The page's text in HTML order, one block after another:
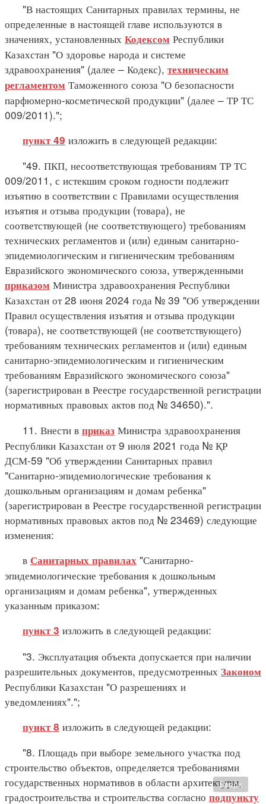
"В настоящих Санитарных правилах термины, не
определенные в настоящей главе используются в
значениях, установленных Кодексом Республики
Казахстан "О здоровье народа и системе
здравоохранения" (далее – Кодекс), техническим
регламентом Таможенного союза "О безопасности
парфюмерно-косметической продукции" (далее – ТР ТС
009/2011).";
пункт 49 изложить в следующей редакции:
"49. ПКП, несоответствующая требованиям ТР ТС
009/2011, с истекшим сроком годности подлежит
изъятию в соответствии с Правилами осуществления
изъятия и отзыва продукции (товара), не
соответствующей (не соответствующего) требованиям
технических регламентов и (или) единым санитарно-
эпидемиологическим и гигиеническим требованиям
Евразийского экономического союза, утвержденными
приказом Министра здравоохранения Республики
Казахстан от 28 июня 2024 года № 39 "Об утверждении
Правил осуществления изъятия и отзыва продукции
(товара), не соответствующей (не соответствующего)
требованиям технических регламентов и (или) единым
санитарно-эпидемиологическим и гигиеническим
требованиям Евразийского экономического союза"
(зарегистрирован в Реестре государственной регистрации
нормативных правовых актов под № 34650).".
11. Внести в приказ Министра здравоохранения
Республики Казахстан от 9 июля 2021 года № ҚР
ДСМ-59 "Об утверждении Санитарных правил
"Санитарно-эпидемиологические требования к
дошкольным организациям и домам ребенка"
(зарегистрирован в Реестре государственной регистрации
нормативных правовых актов под № 23469) следующие
изменения:
в Санитарных правилах "Санитарно-
эпидемиологические требования к дошкольным
организациям и домам ребенка", утвержденных
указанным приказом:
пункт 3 изложить в следующей редакции:
"3. Эксплуатация объекта допускается при наличии
разрешительных документов, предусмотренных Законом
Республики Казахстан "О разрешениях и
уведомлениях".";
пункт 8 изложить в следующей редакции:
"8. Площадь при выборе земельного участка под
строительство объектов, определяется требованиями
государственных нормативов в области архитектуры,
градостроительства и строительства согласно подпункту
Вверх